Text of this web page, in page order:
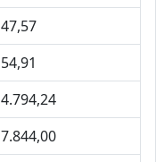
47,57
54,91
4.794,24
7.844,00